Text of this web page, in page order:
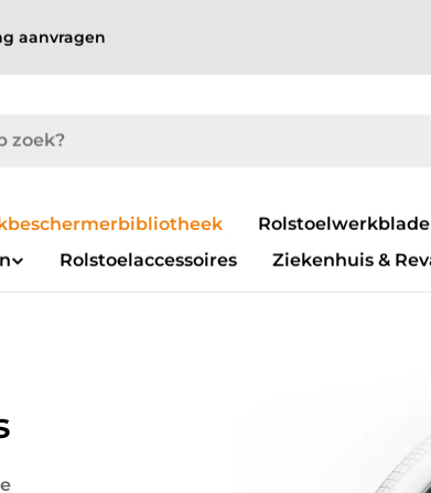
aanvragen
Rolstoelaccessoires Ziekenhuis &